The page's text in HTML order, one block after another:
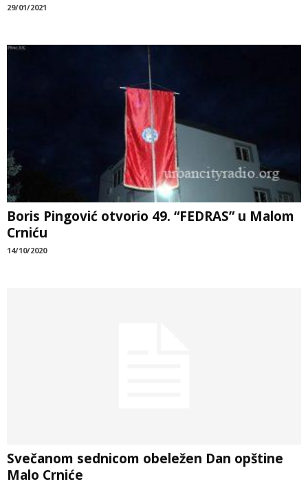
29/01/2021
Boris Pingović otvorio 49. “FEDRAS” u Malom
Crniću
14/10/2020
Svečanom sednicom obeležen Dan opštine
Malo Crniće